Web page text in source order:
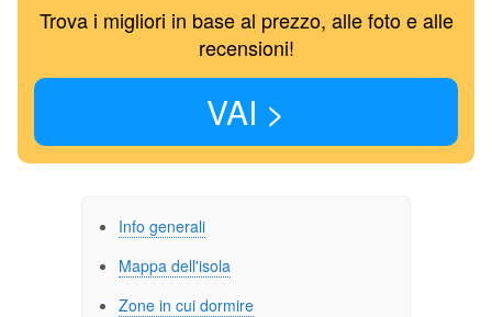
Trova i migliori in base al prezzo, alle foto e alle
recensioni!
VAI >
Info generali
Mappa dell'isola
Zone in cui dormire